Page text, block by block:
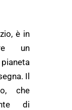
è in
un
Il
che
di